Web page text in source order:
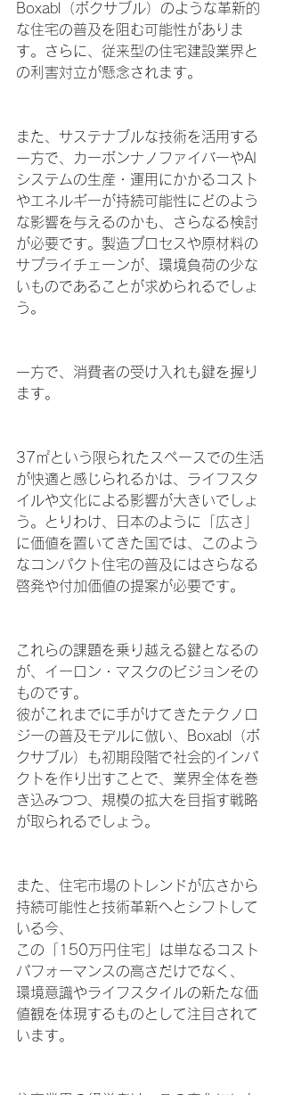
Boxabl（ボクサブル）のような革新的
な住宅の普及を阻む可能性がありま
す。さらに、従来型の住宅建設業界と
の利害対立が懸念されます。
また、サステナブルな技術を活用する
一方で、カーボンナノファイバーやAI
システムの生産・運用にかかるコスト
やエネルギーが持続可能性にどのよう
な影響を与えるのかも、さらなる検討
が必要です。製造プロセスや原材料の
サプライチェーンが、環境負荷の少な
いものであることが求められるでしょ
う。
一方で、消費者の受け入れも鍵を握り
ます。
37㎡という限られたスペースでの生活
が快適と感じられるかは、ライフスタ
イルや文化による影響が大きいでしょ
う。とりわけ、日本のように「広さ」
に価値を置いてきた国では、このよう
なコンパクト住宅の普及にはさらなる
啓発や付加価値の提案が必要です。
これらの課題を乗り越える鍵となるの
が、イーロン・マスクのビジョンその
ものです。
彼がこれまでに手がけてきたテクノロ
ジーの普及モデルに倣い、Boxabl（ボ
クサブル）も初期段階で社会的インパ
クトを作り出すことで、業界全体を巻
き込みつつ、規模の拡大を目指す戦略
が取られるでしょう。
また、住宅市場のトレンドが広さから
持続可能性と技術革新へとシフトして
いる今、
この「150万円住宅」は単なるコスト
パフォーマンスの高さだけでなく、
環境意識やライフスタイルの新たな価
値観を体現するものとして注目されて
います。